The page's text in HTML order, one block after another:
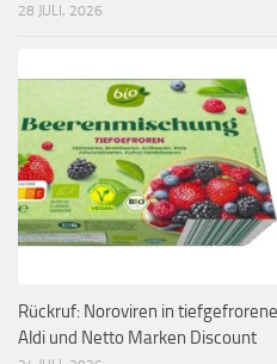
28 JULI, 2026
Rückruf: Noroviren in
Aldi und Netto Marken Discount